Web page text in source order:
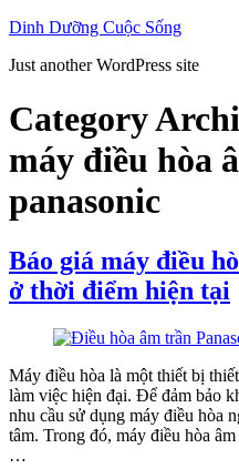
Skip
content
Dinh Dưỡng Cuộc Sống
Just another WordPress site
Category
máy điều hòa
panasonic
Báo giá máy điều
ở thời điểm hiện tại
Máy điều hòa là một thiết bị
làm việc hiện đại. Để đảm bảo
nhu cầu sử dụng máy điều hòa
tâm. Trong đó, máy điều hòa
…